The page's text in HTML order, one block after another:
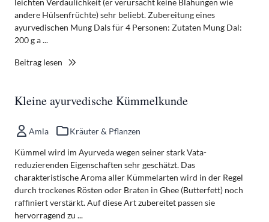
leichten Verdaulichkeit (er verursacht keine Blähungen wie
andere Hülsenfrüchte) sehr beliebt. Zubereitung eines
ayurvedischen Mung Dals für 4 Personen: Zutaten Mung Dal:
200 g a ...
Beitrag lesen
Kleine ayurvedische Kümmelkunde
Amla Kräuter & Pflanzen
Kümmel wird im Ayurveda wegen seiner stark Vata-
reduzierenden Eigenschaften sehr geschätzt. Das
charakteristische Aroma aller Kümmelarten wird in der Regel
durch trockenes Rösten oder Braten in Ghee (Butterfett) noch
raffiniert verstärkt. Auf diese Art zubereitet passen sie
hervorragend zu ...